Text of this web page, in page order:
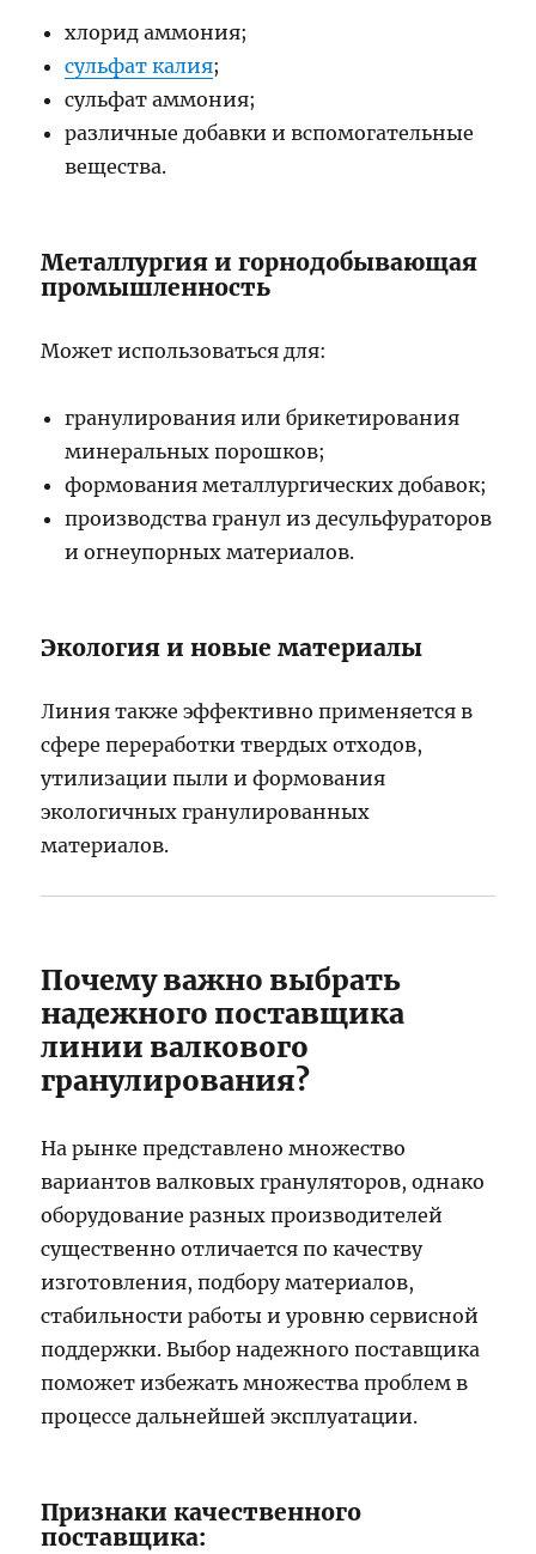
хлорид аммония;
сульфат калия;
сульфат аммония;
различные добавки и вспомогательные
вещества.
Металлургия и горнодобывающая
промышленность
Может использоваться для:
гранулирования или брикетирования
минеральных порошков;
формования металлургических добавок;
производства гранул из десульфураторов
и огнеупорных материалов.
Экология и новые материалы
Линия также эффективно применяется в
сфере переработки твердых отходов,
утилизации пыли и формования
экологичных гранулированных
материалов.
Почему важно выбрать
надежного поставщика
линии валкового
гранулирования?
На рынке представлено множество
вариантов валковых грануляторов, однако
оборудование разных производителей
существенно отличается по качеству
изготовления, подбору материалов,
стабильности работы и уровню сервисной
поддержки. Выбор надежного поставщика
поможет избежать множества проблем в
процессе дальнейшей эксплуатации.
Признаки качественного
поставщика: